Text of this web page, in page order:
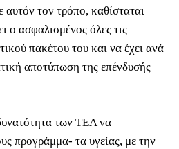
τον τρόπο, καθίσταται
ο ασφαλισμένος όλες τις
πακέτου του και να έχει ανά
αποτύπωση της επένδυσής
των ΤΕΑ να
προγράμμα- τα υγείας, με την